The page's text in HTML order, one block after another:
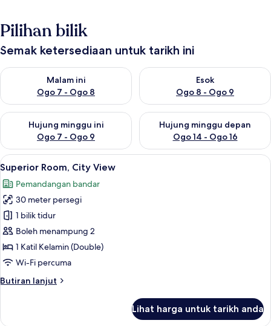
Pilihan bilik
Semak ketersediaan untuk tarikh ini
Malam ini
Ogo 7 - Ogo 8
Semak ketersediaan untuk malam ini Ogo 7 - Ogo 8
Esok
Ogo 8 - Ogo 9
Semak ketersediaan untuk
Hujung minggu ini
Ogo 7 - Ogo 9
Semak ketersediaan untuk hujung minggu ini Ogo 7 - Ogo 9
Hujung minggu depan
Ogo 14 - Ogo 16
Semak ketersediaan untuk
Lihat
semua
foto
untuk
Superior
Room,
City
View
Superior Room, City View |
14
Superior Room, City View
Pemandangan bandar
30 meter persegi
1 bilik tidur
Boleh menampung 2
1 Katil Kelamin (Double)
Wi-Fi percuma
Butiran lanjut
Butiran
Room,
Lihat harga untuk tarikh anda